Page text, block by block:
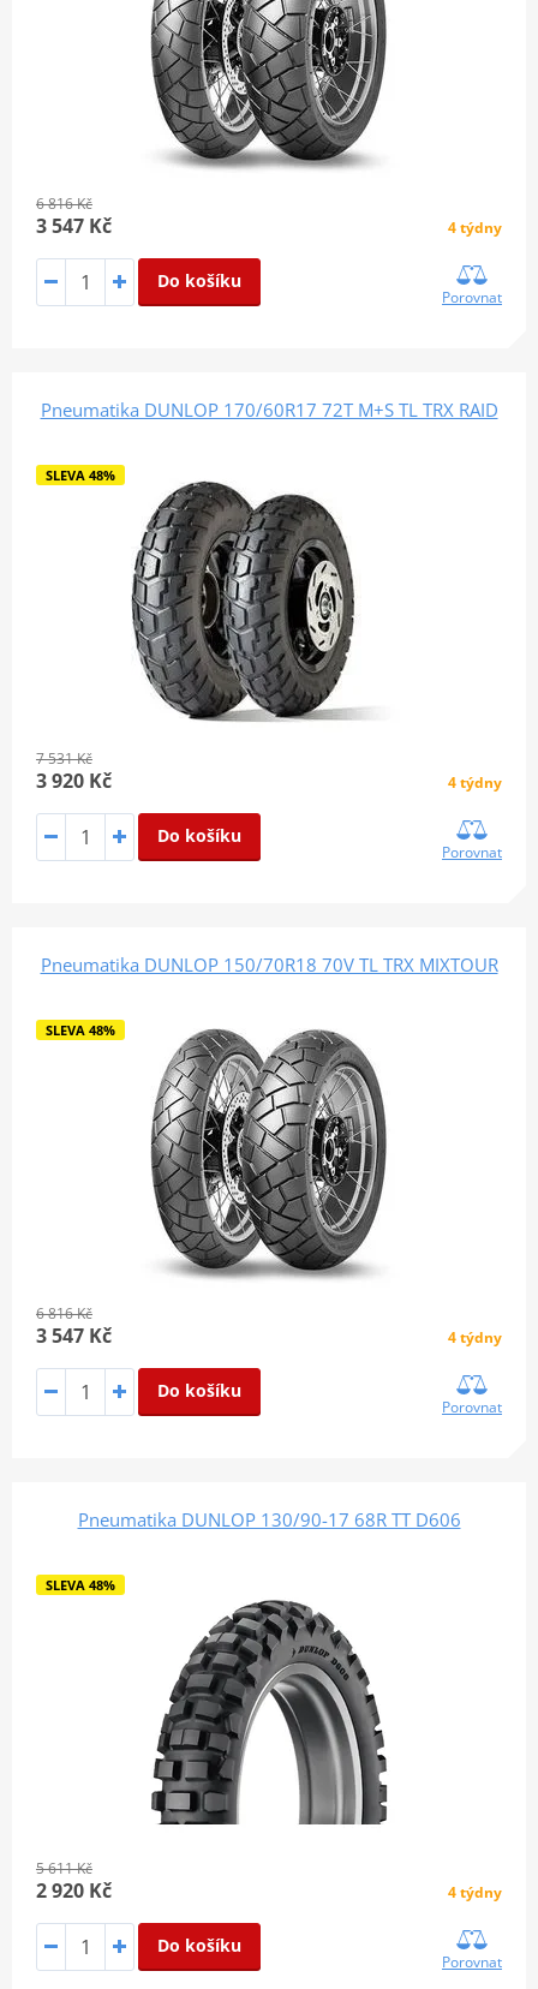
6 816 Kč
3 547 Kč 4 týdny
Do košíku
Porovnat
Pneumatika DUNLOP 170/60R17 72T M+S TL TRX RAID
SLEVA 48%
7 531 Kč
3 920 Kč 4 týdny
Do košíku
Porovnat
Pneumatika DUNLOP 150/70R18 70V TL TRX MIXTOUR
SLEVA 48%
6 816 Kč
3 547 Kč 4 týdny
Do košíku
Porovnat
Pneumatika DUNLOP 130/90-17 68R TT D606
SLEVA 48%
5 611 Kč
2 920 Kč 4 týdny
Do košíku
Porovnat